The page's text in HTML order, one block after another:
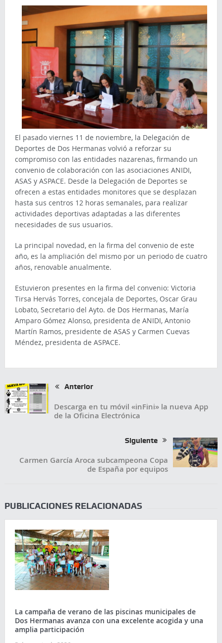
El pasado viernes 11 de noviembre, la Delegación de
Deportes de Dos Hermanas volvió a reforzar su
compromiso con las entidades nazarenas, firmando un
convenio de colaboración con las asociaciones ANIDI,
ASAS y ASPACE. Desde la Delegación de Deportes se
ofrecen a estas entidades monitores que se desplazan
hasta sus centros 12 horas semanales, para realizar
actividades deportivas adaptadas a las diferentes
necesidades de sus usuarios.
La principal novedad, en la firma del convenio de este
año, es la ampliación del mismo por un periodo de cuatro
años, renovable anualmente.
Estuvieron presentes en la firma del convenio: Victoria
Tirsa Hervás Torres, concejala de Deportes, Oscar Grau
Lobato, Secretario del Ayto. de Dos Hermanas, María
Amparo Gómez Alonso, presidenta de ANIDI, Antonio
Martín Ramos, presidente de ASAS y Carmen Cuevas
Méndez, presidenta de ASPACE.
Anterior
Descarga en tu móvil «inFini» la nueva App
de la Oficina Electrónica
Siguiente
Carmen García Aroca subcampeona Copa
de España por equipos
PUBLICACIONES RELACIONADAS
La campaña de verano de las piscinas municipales de
Dos Hermanas avanza con una excelente acogida y una
amplia participación